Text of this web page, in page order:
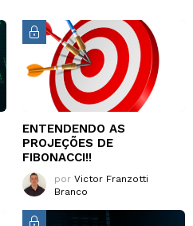
ENTENDENDO AS
PROJEÇÕES DE
FIBONACCI!!
por Victor Franzotti
Branco